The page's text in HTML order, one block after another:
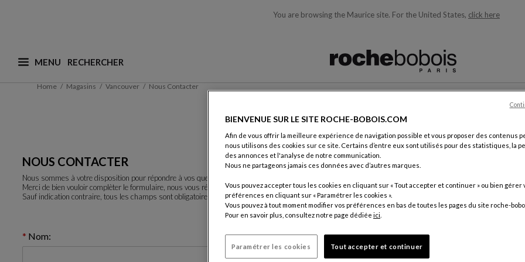
You are browsing the Maurice site. For the United States, click here
MENU
Que recherchez-vous ? (nous adaptons les suggestions en fonction de ce que vous recherchez)
Home Magasins Vancouver Nous Contacter
NOUS CONTACTER
NOUS CONTACTER
Nous sommes à votre disposition pour répondre à vos questions.
Merci de bien vouloir complèter le formulaire, nous vous répondrons rapidement.
Sauf indication contraire, tous les champs sont obligatoires.
Nom:
Par
Service
BIENVENUE SUR LE SITE ROCHE-BOBOIS.COM
Afin de vous offrir la meilleure expérience de navigation possible et vous proposer des contenus
nous utilisons des cookies sur ce site. Certains d’entre eux sont utilisés pour des statistiques, la
des annonces et l'analyse de notre communication.
Nous ne partageons jamais ces données avec d’autres marques.
Vous pouvez accepter tous les cookies en cliquant sur « Tout accepter et continuer » ou bien gérer
préférences en cliquant sur « Paramétrer les cookies ».
Vous pouvez à tout moment modifier vos préférences en bas de toutes les pages du site roche-
Pour en savoir plus, consultez notre page dédiée ici
Paramétrer les cookies Tout accepter et continuer